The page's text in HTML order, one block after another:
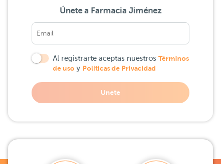
Únete a Farmacia Jiménez
Al registrarte aceptas nuestros Términos
de uso y Políticas de Privacidad
Unete